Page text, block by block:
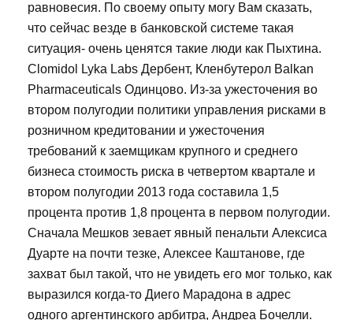
равновесия. По своему опыту могу Вам сказать,
что сейчас везде в банковской системе такая
ситуация- очень ценятся такие люди как Пыхтина.
Clomidol Lyka Labs Дербент, Кленбутерол Balkan
Pharmaceuticals Одинцово. Из-за ужесточения во
втором полугодии политики управления рисками в
розничном кредитовании и ужесточения
требований к заемщикам крупного и среднего
бизнеса стоимость риска в четвертом квартале и
втором полугодии 2013 года составила 1,5
процента против 1,8 процента в первом полугодии.
Сначала Мешков зевает явный пенальти Алексиса
Дуарте на почти тезке, Алексее Каштанове, где
захват был такой, что не увидеть его мог только, как
выразился когда-то Диего Марадона в адрес
одного аргентинского арбитра, Андреа Бочелли.